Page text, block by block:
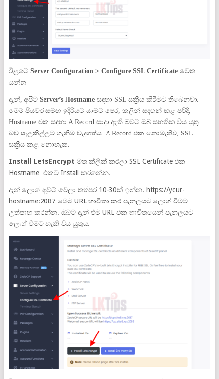
ඊළගට Server Configuration > Configure SSL Certificateවෙත
යන්න
දැන්, අපිට Server’s Hostname සඳහා SSL සක්‍රීය කිරීමට තිබෙනවා.
මෙම පියවර සමඟ ඉදිරියට යාමට පෙර, කලින් සඳහන් කළ පරිදි,
Hostname එක සඳහා A Record සාදා ඇති බවට ඔබ සහතික විය යුතු
බව සැලකිල්ලට ගැනීම වැදගත්ය. A Record එක නොමැතිව, SSL
සක්‍රීය කළ නොහැක.
Install LetsEncrypt මත ක්ලික් කරලා SSL Certificate එක
Hostname එකට Install කරගන්න.
දැන් ලොග් අවුට් වෙලා තත්පර 10-30ක් ඉන්න. https://your-
hostname:2087 මෙම URL භාවිතා කර පැනලයට ලොග් වීමට
උත්සාහ කරන්න. ඔබට දැන් එම URL එක භාවිතයෙන් පැනලයට
ලොග් වීමට හැකි විය යුතුය.